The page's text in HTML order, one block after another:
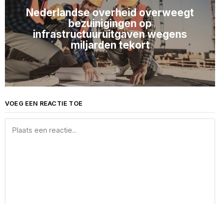
Nederlandse overheid overweegt
bezuinigingen op
infrastructuuruitgaven wegens
miljarden tekort
VOEG EEN REACTIE TOE